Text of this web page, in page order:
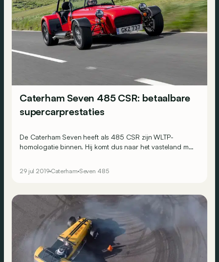
Caterham Seven 485 CSR: betaalbare
supercarprestaties
De Caterham Seven heeft als 485 CSR zijn WLTP-
homologatie binnen. Hij komt dus naar het vasteland met
29 jul 2019 Caterham Seven 485